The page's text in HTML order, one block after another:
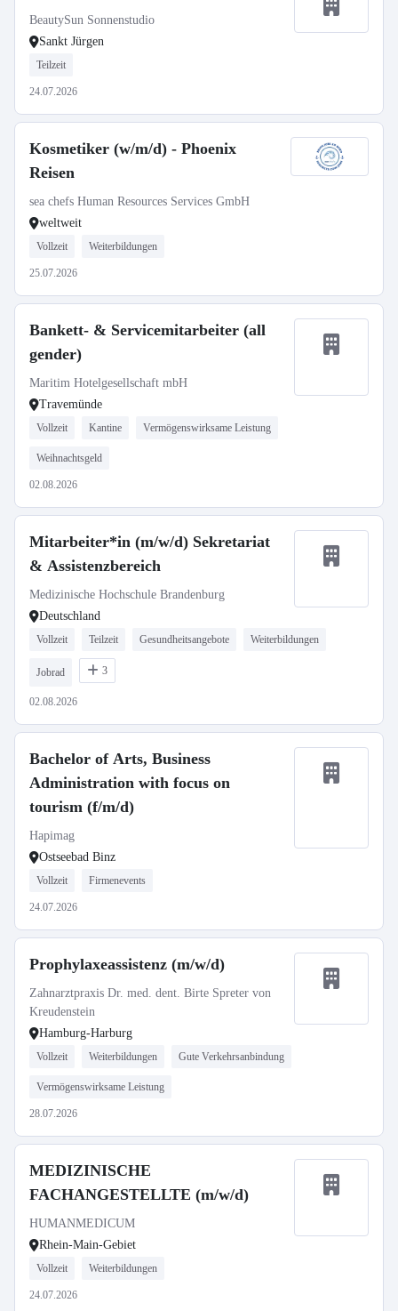
BeautySun Sonnenstudio
Sankt Jürgen
Teilzeit
24.07.2026
Kosmetiker (w/m/d) - Phoenix
Reisen
sea chefs Human Resources Services GmbH
weltweit
Vollzeit Weiterbildungen
25.07.2026
Bankett- & Servicemitarbeiter (all
gender)
Maritim Hotelgesellschaft mbH
Travemünde
Vollzeit Kantine Vermögenswirksame Leistung
Weihnachtsgeld
02.08.2026
Mitarbeiter*in (m/w/d) Sekretariat
& Assistenzbereich
Medizinische Hochschule Brandenburg
Deutschland
Vollzeit Teilzeit Gesundheitsangebote Weiterbildungen
Jobrad 3
02.08.2026
Bachelor of Arts, Business
Administration with focus on
tourism (f/m/d)
Hapimag
Ostseebad Binz
Vollzeit Firmenevents
24.07.2026
Prophylaxeassistenz (m/w/d)
Zahnarztpraxis Dr. med. dent. Birte Spreter von
Kreudenstein
Hamburg-Harburg
Vollzeit Weiterbildungen Gute Verkehrsanbindung
Vermögenswirksame Leistung
28.07.2026
MEDIZINISCHE
FACHANGESTELLTE (m/w/d)
HUMANMEDICUM
Rhein-Main-Gebiet
Vollzeit Weiterbildungen
24.07.2026